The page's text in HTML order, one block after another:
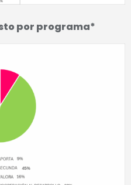
por programa*